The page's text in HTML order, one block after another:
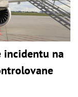
incidentu na